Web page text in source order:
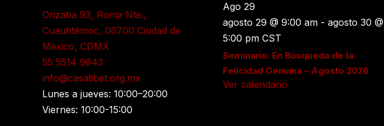
Orizaba 93, Roma Nte.,
Cuauhtémoc, 06700 Ciudad de
México, CDMX
55 5514 9643
info@casatibet.org.mx
Lunes a jueves: 10:00–20:00
Viernes: 10:00-15:00
Ago 29
agosto 29 @ 9:00 am- agosto 30 @
5:00 pm CST
Seminario: En Búsqueda de la
Felicidad Genuina – Agosto 2026
Ver calendario